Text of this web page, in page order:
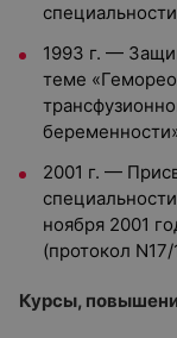
1993 г. —
теме
2001 г. —
ноября 2001
(протокол N17/
Курсы,